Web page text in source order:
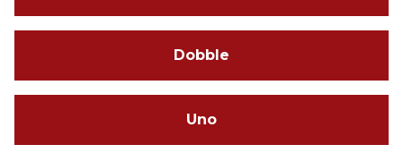
Dobble
Uno